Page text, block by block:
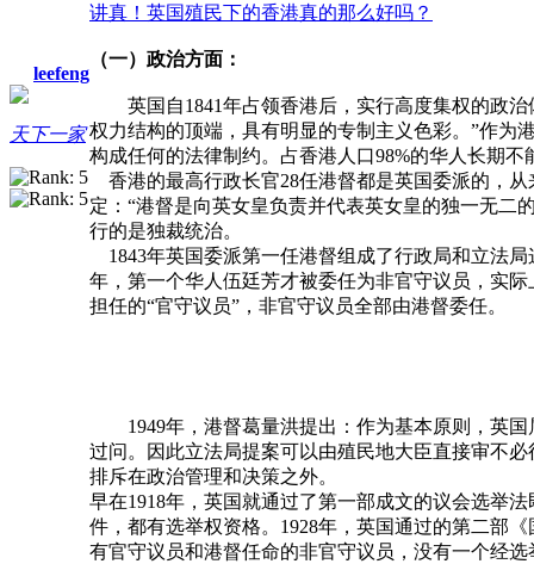
leefeng
天下一家
讲真！英国殖民下的香港真的那么好吗？
（一）政治方面：
英国自1841年占领香港后，实行高度集权的政治
权力结构的顶端，具有明显的专制主义色彩。”作为
构成任何的法律制约。占香港人口98%的华人长期
香港的最高行政长官28任港督都是英国委派的，
定：“港督是向英女皇负责并代表英女皇的独一无二
行的是独裁统治。
1843年英国委派第一任港督组成了行政局和立法
年，第一个华人伍廷芳才被委任为非官守议员，实
担任的“官守议员”，非官守议员全部由港督委任。
1949年，港督葛量洪提出：作为基本原则，英国
过问。因此立法局提案可以由殖民地大臣直接审不
排斥在政治管理和决策之外。
早在1918年，英国就通过了第一部成文的议会选举
件，都有选举权资格。1928年，英国通过的第二部
有官守议员和港督任命的非官守议员，没有一个经